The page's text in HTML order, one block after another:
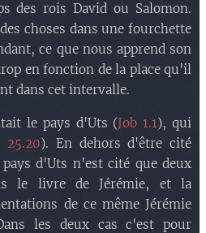
des rois David ou Salomon.
choses dans une fourchette
ce que nous apprend son
en fonction de la place qu'il
dans cet intervalle.
le pays d'Uts (Job 1.1), qui
25.20). En dehors d'être cité
d'Uts n'est cité que deux
le livre de Jérémie, et la
de ce même Jérémie
les deux cas c'est pour